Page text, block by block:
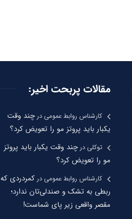
مقالات پربحت اخیر:
کارشناس روابط عمومیدرچند وقت
یکبار باید پروتز مو را تعویض کرد؟
توکلیدرچند وقت یکبار باید پروتز
مو را تعویض کرد؟
کارشناس روابط عمومیدر کمردردی که
ربطی به تشک و صندلی‌تان ندارد؛
مقصر واقعی زیر پای شماست!